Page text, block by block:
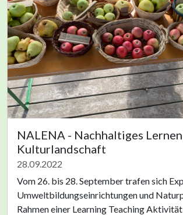
NALENA - Nachhaltiges
Kulturlandschaft
28.09.2022
Vom 26. bis 28. September trafen sich
Umweltbildungseinrichtungen und
Rahmen einer Learning Teaching